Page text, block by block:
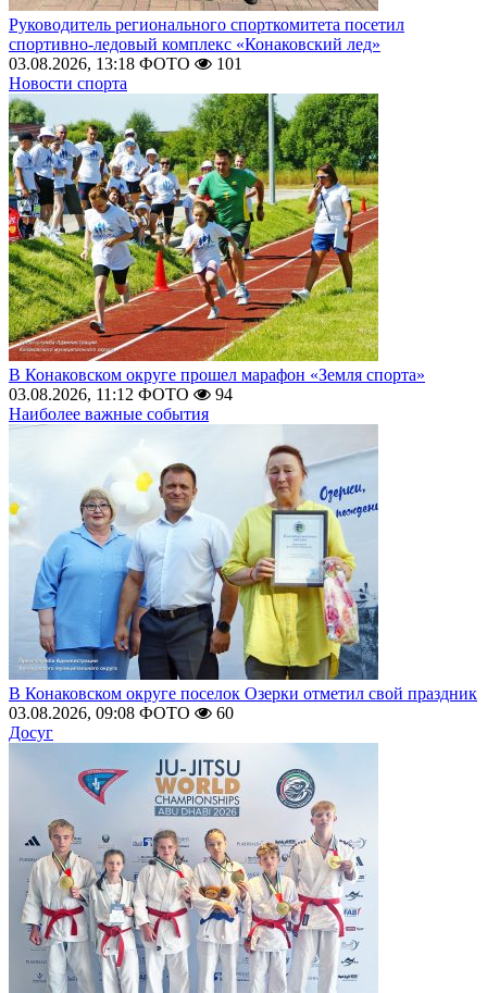
Руководитель регионального спорткомитета посетил
спортивно-ледовый комплекс «Конаковский лед»
03.08.2026, 13:18 ФОТО
101
Новости спорта
В Конаковском округе прошел марафон «Земля спорта»
03.08.2026, 11:12 ФОТО
94
Наиболее важные события
В Конаковском округе поселок Озерки отметил свой праздник
03.08.2026, 09:08 ФОТО
60
Досуг